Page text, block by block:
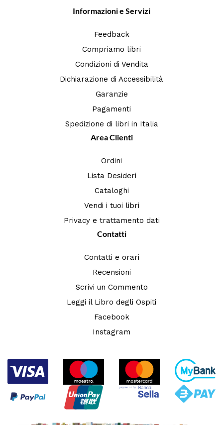
Informazioni e Servizi
Feedback
Compriamo libri
Condizioni di Vendita
Dichiarazione di Accessibilità
Garanzie
Pagamenti
Spedizione di libri in Italia
Area Clienti
Ordini
Lista Desideri
Cataloghi
Vendi i tuoi libri
Privacy e trattamento dati
Contatti
Contatti e orari
Recensioni
Scrivi un Commento
Leggi il Libro degli Ospiti
Facebook
Instagram